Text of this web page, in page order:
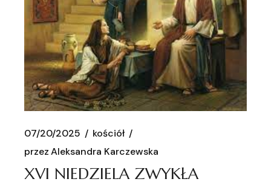
07/20/2025
kościół
przez Aleksandra Karczewska
XVI NIEDZIELA ZWYKŁA